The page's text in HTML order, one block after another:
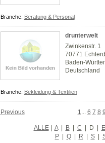
Branche: Beratung & Personal
drunterwelt
Zwinkenstr. 1
70771
Baden-
Deutschland
Branche: Bekleidung & Textilien
1 6 7 8
ALLE| A | B | C | D | E
P | Q | R | S |